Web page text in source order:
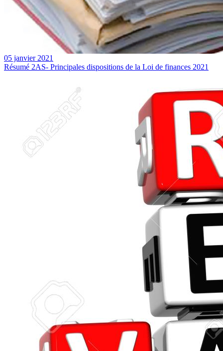
05 janvier 2021
Résumé 2AS- Principales dispositions de la Loi de finances 2021